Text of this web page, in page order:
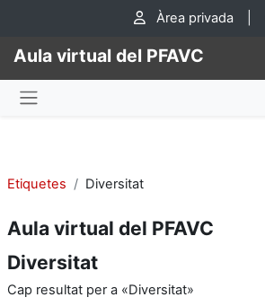
Ves al contingut principal
Àrea privada
Aula virtual del PFAVC
Etiquetes Diversitat
Aula virtual del PFAVC
Diversitat
Cap resultat per a «Diversitat»